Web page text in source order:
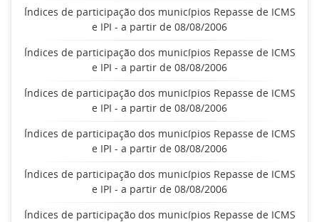
Índices de participação dos municípios Repasse de ICMS
e IPI - a partir de 08/08/2006
Índices de participação dos municípios Repasse de ICMS
e IPI - a partir de 08/08/2006
Índices de participação dos municípios Repasse de ICMS
e IPI - a partir de 08/08/2006
Índices de participação dos municípios Repasse de ICMS
e IPI - a partir de 08/08/2006
Índices de participação dos municípios Repasse de ICMS
e IPI - a partir de 08/08/2006
Índices de participação dos municípios Repasse de ICMS